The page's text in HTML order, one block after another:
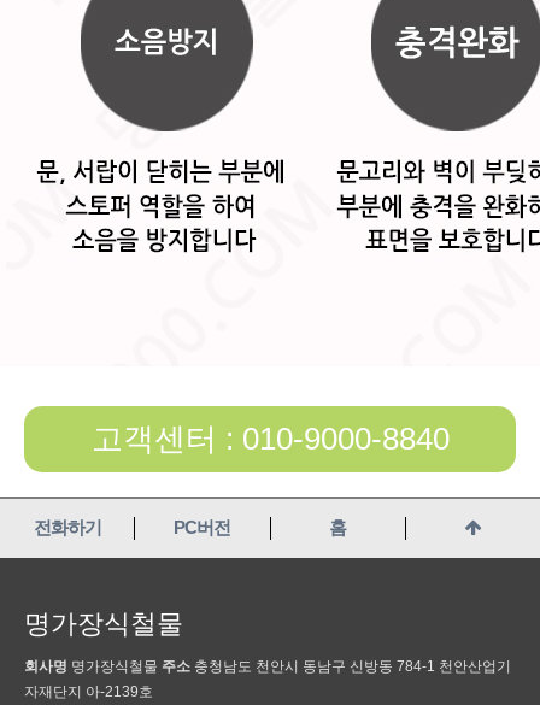
고객센터 : 010-9000-8840
전화하기 PC버전 홈
명가장식철물
회사명 명가장식철물 주소 충청남도 천안시 동남구 신방동 784-1 천안산업기
자재단지 아-2139호